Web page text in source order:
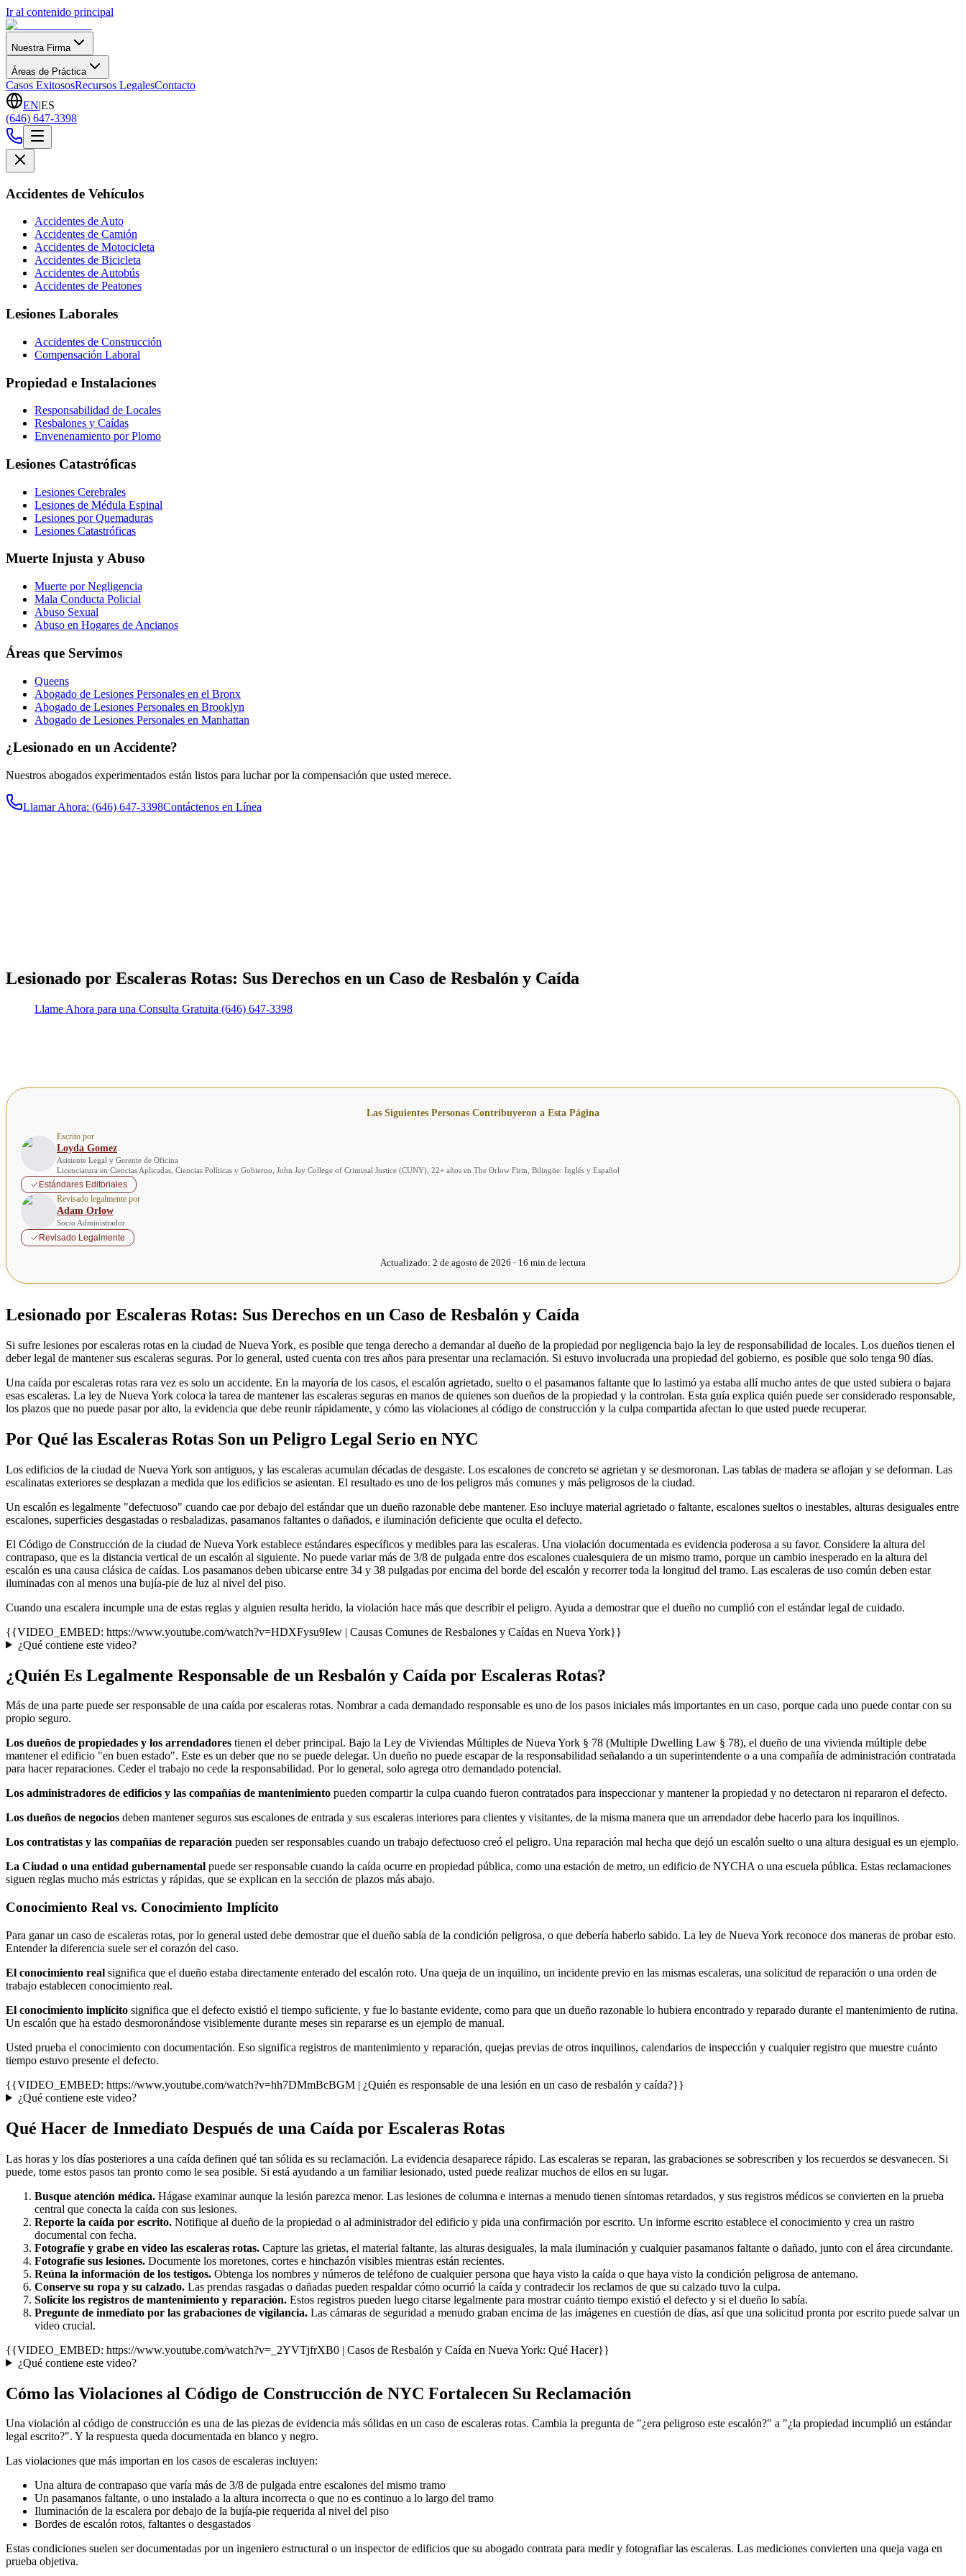
Ir al contenido principal
Nuestra Firma
Áreas de Práctica
Casos ExitososRecursos LegalesContacto
EN|ES
(646) 647-3398
Accidentes de Vehículos
Accidentes de Auto
Accidentes de Camión
Accidentes de Motocicleta
Accidentes de Bicicleta
Accidentes de Autobús
Accidentes de Peatones
Lesiones Laborales
Accidentes de Construcción
Compensación Laboral
Propiedad e Instalaciones
Responsabilidad de Locales
Resbalones y Caídas
Envenenamiento por Plomo
Lesiones Catastróficas
Lesiones Cerebrales
Lesiones de Médula Espinal
Lesiones por Quemaduras
Lesiones Catastróficas
Muerte Injusta y Abuso
Muerte por Negligencia
Mala Conducta Policial
Abuso Sexual
Abuso en Hogares de Ancianos
Áreas que Servimos
Queens
Abogado de Lesiones Personales en el Bronx
Abogado de Lesiones Personales en Brooklyn
Abogado de Lesiones Personales en Manhattan
¿Lesionado en un Accidente?
Nuestros abogados experimentados están listos para luchar por la compensación que usted merece.
Llamar Ahora: (646) 647-3398Contáctenos en Línea
Lesionado por Escaleras Rotas: Sus Derechos en un Caso de Resbalón y Caída
Llame Ahora para una Consulta Gratuita (646) 647-3398
Las Siguientes Personas Contribuyeron a Esta Página
Escrito por
Loyda Gomez
Asistente Legal y Gerente de Oficina
Licenciatura en Ciencias Aplicadas, Ciencias Políticas y Gobierno, John Jay College of Criminal Justice (CUNY), 22+ años en The Orlow Firm, Bilingüe: Inglés y Español
Estándares Editoriales
Revisado legalmente por
Adam Orlow
Socio Administrador
Revisado Legalmente
Actualizado: 2 de agosto de 2026 · 16 min de lectura
Lesionado por Escaleras Rotas: Sus Derechos en un Caso de Resbalón y Caída
Si sufre lesiones por escaleras rotas en la ciudad de Nueva York, es posible que tenga derecho a demandar al dueño de la propiedad por negligencia bajo la ley de responsabilidad de locales. Los dueños tienen el
deber legal de mantener sus escaleras seguras. Por lo general, usted cuenta con tres años para presentar una reclamación. Si estuvo involucrada una propiedad del gobierno, es posible que solo tenga 90 días.
Una caída por escaleras rotas rara vez es solo un accidente. En la mayoría de los casos, el escalón agrietado, suelto o el pasamanos faltante que lo lastimó ya estaba allí mucho antes de que usted subiera o bajara
esas escaleras. La ley de Nueva York coloca la tarea de mantener las escaleras seguras en manos de quienes son dueños de la propiedad y la controlan. Esta guía explica quién puede ser considerado responsable,
los plazos que no puede pasar por alto, la evidencia que debe reunir rápidamente, y cómo las violaciones al código de construcción y la culpa compartida afectan lo que usted puede recuperar.
Por Qué las Escaleras Rotas Son un Peligro Legal Serio en NYC
Los edificios de la ciudad de Nueva York son antiguos, y las escaleras acumulan décadas de desgaste. Los escalones de concreto se agrietan y se desmoronan. Las tablas de madera se aflojan y se deforman. Las
escalinatas exteriores se desplazan a medida que los edificios se asientan. El resultado es uno de los peligros más comunes y más peligrosos de la ciudad.
Un escalón es legalmente "defectuoso" cuando cae por debajo del estándar que un dueño razonable debe mantener. Eso incluye material agrietado o faltante, escalones sueltos o inestables, alturas desiguales entre
escalones, superficies desgastadas o resbaladizas, pasamanos faltantes o dañados, e iluminación deficiente que oculta el defecto.
El Código de Construcción de la ciudad de Nueva York establece estándares específicos y medibles para las escaleras. Una violación documentada es evidencia poderosa a su favor. Considere la altura del
contrapaso, que es la distancia vertical de un escalón al siguiente. No puede variar más de 3/8 de pulgada entre dos escalones cualesquiera de un mismo tramo, porque un cambio inesperado en la altura del
escalón es una causa clásica de caídas. Los pasamanos deben ubicarse entre 34 y 38 pulgadas por encima del borde del escalón y recorrer toda la longitud del tramo. Las escaleras de uso común deben estar
iluminadas con al menos una bujía-pie de luz al nivel del piso.
Cuando una escalera incumple una de estas reglas y alguien resulta herido, la violación hace más que describir el peligro. Ayuda a demostrar que el dueño no cumplió con el estándar legal de cuidado.
{{VIDEO_EMBED: https://www.youtube.com/watch?v=HDXFysu9Iew | Causas Comunes de Resbalones y Caídas en Nueva York}}
¿Qué contiene este video?
¿Quién Es Legalmente Responsable de un Resbalón y Caída por Escaleras Rotas?
Más de una parte puede ser responsable de una caída por escaleras rotas. Nombrar a cada demandado responsable es uno de los pasos iniciales más importantes en un caso, porque cada uno puede contar con su
propio seguro.
Los dueños de propiedades y los arrendadores tienen el deber principal. Bajo la Ley de Viviendas Múltiples de Nueva York § 78 (Multiple Dwelling Law § 78), el dueño de una vivienda múltiple debe
mantener el edificio "en buen estado". Este es un deber que no se puede delegar. Un dueño no puede escapar de la responsabilidad señalando a un superintendente o a una compañía de administración contratada
para hacer reparaciones. Ceder el trabajo no cede la responsabilidad. Por lo general, solo agrega otro demandado potencial.
Los administradores de edificios y las compañías de mantenimiento pueden compartir la culpa cuando fueron contratados para inspeccionar y mantener la propiedad y no detectaron ni repararon el defecto.
Los dueños de negocios deben mantener seguros sus escalones de entrada y sus escaleras interiores para clientes y visitantes, de la misma manera que un arrendador debe hacerlo para los inquilinos.
Los contratistas y las compañías de reparación pueden ser responsables cuando un trabajo defectuoso creó el peligro. Una reparación mal hecha que dejó un escalón suelto o una altura desigual es un ejemplo.
La Ciudad o una entidad gubernamental puede ser responsable cuando la caída ocurre en propiedad pública, como una estación de metro, un edificio de NYCHA o una escuela pública. Estas reclamaciones
siguen reglas mucho más estrictas y rápidas, que se explican en la sección de plazos más abajo.
Conocimiento Real vs. Conocimiento Implícito
Para ganar un caso de escaleras rotas, por lo general usted debe demostrar que el dueño sabía de la condición peligrosa, o que debería haberlo sabido. La ley de Nueva York reconoce dos maneras de probar esto.
Entender la diferencia suele ser el corazón del caso.
El conocimiento real significa que el dueño estaba directamente enterado del escalón roto. Una queja de un inquilino, un incidente previo en las mismas escaleras, una solicitud de reparación o una orden de
trabajo establecen conocimiento real.
El conocimiento implícito significa que el defecto existió el tiempo suficiente, y fue lo bastante evidente, como para que un dueño razonable lo hubiera encontrado y reparado durante el mantenimiento de rutina.
Un escalón que ha estado desmoronándose visiblemente durante meses sin repararse es un ejemplo de manual.
Usted prueba el conocimiento con documentación. Eso significa registros de mantenimiento y reparación, quejas previas de otros inquilinos, calendarios de inspección y cualquier registro que muestre cuánto
tiempo estuvo presente el defecto.
{{VIDEO_EMBED: https://www.youtube.com/watch?v=hh7DMmBcBGM | ¿Quién es responsable de una lesión en un caso de resbalón y caída?}}
¿Qué contiene este video?
Qué Hacer de Inmediato Después de una Caída por Escaleras Rotas
Las horas y los días posteriores a una caída definen qué tan sólida es su reclamación. La evidencia desaparece rápido. Las escaleras se reparan, las grabaciones se sobrescriben y los recuerdos se desvanecen. Si
puede, tome estos pasos tan pronto como le sea posible. Si está ayudando a un familiar lesionado, usted puede realizar muchos de ellos en su lugar.
Busque atención médica. Hágase examinar aunque la lesión parezca menor. Las lesiones de columna e internas a menudo tienen síntomas retardados, y sus registros médicos se convierten en la prueba
central que conecta la caída con sus lesiones.
Reporte la caída por escrito. Notifique al dueño de la propiedad o al administrador del edificio y pida una confirmación por escrito. Un informe escrito establece el conocimiento y crea un rastro
documental con fecha.
Fotografíe y grabe en video las escaleras rotas. Capture las grietas, el material faltante, las alturas desiguales, la mala iluminación y cualquier pasamanos faltante o dañado, junto con el área circundante.
Fotografíe sus lesiones. Documente los moretones, cortes e hinchazón visibles mientras están recientes.
Reúna la información de los testigos. Obtenga los nombres y números de teléfono de cualquier persona que haya visto la caída o que haya visto la condición peligrosa de antemano.
Conserve su ropa y su calzado. Las prendas rasgadas o dañadas pueden respaldar cómo ocurrió la caída y contradecir los reclamos de que su calzado tuvo la culpa.
Solicite los registros de mantenimiento y reparación. Estos registros pueden luego citarse legalmente para mostrar cuánto tiempo existió el defecto y si el dueño lo sabía.
Pregunte de inmediato por las grabaciones de vigilancia. Las cámaras de seguridad a menudo graban encima de las imágenes en cuestión de días, así que una solicitud pronta por escrito puede salvar un
video crucial.
{{VIDEO_EMBED: https://www.youtube.com/watch?v=_2YVTjfrXB0 | Casos de Resbalón y Caída en Nueva York: Qué Hacer}}
¿Qué contiene este video?
Cómo las Violaciones al Código de Construcción de NYC Fortalecen Su Reclamación
Una violación al código de construcción es una de las piezas de evidencia más sólidas en un caso de escaleras rotas. Cambia la pregunta de "¿era peligroso este escalón?" a "¿la propiedad incumplió un estándar
legal escrito?". Y la respuesta queda documentada en blanco y negro.
Las violaciones que más importan en los casos de escaleras incluyen:
Una altura de contrapaso que varía más de 3/8 de pulgada entre escalones del mismo tramo
Un pasamanos faltante, o uno instalado a la altura incorrecta o que no es continuo a lo largo del tramo
Iluminación de la escalera por debajo de la bujía-pie requerida al nivel del piso
Bordes de escalón rotos, faltantes o desgastados
Estas condiciones suelen ser documentadas por un ingeniero estructural o un inspector de edificios que su abogado contrata para medir y fotografiar las escaleras. Las mediciones convierten una queja vaga en
prueba objetiva.